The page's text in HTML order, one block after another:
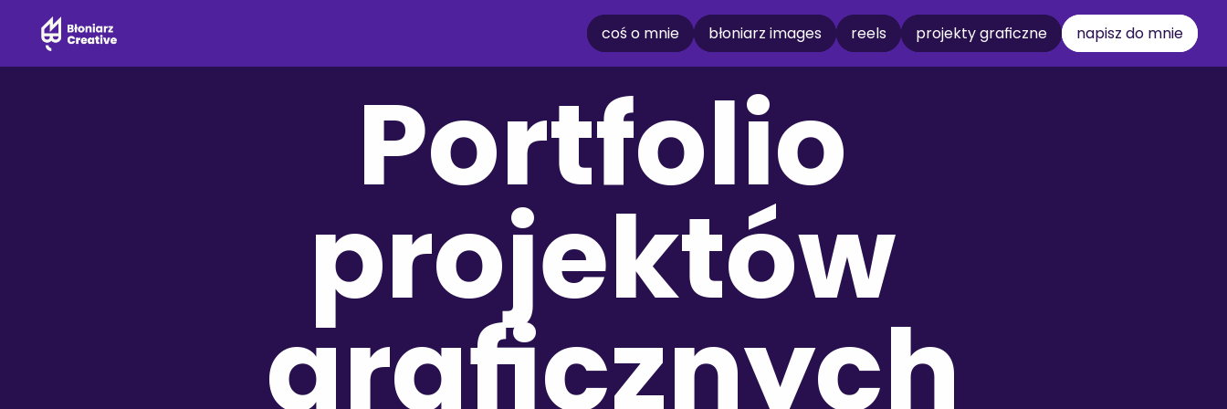
coś o mnie błoniarz images reels projekty graficzne napisz do mnie
Portfolio
projektów
graficznych